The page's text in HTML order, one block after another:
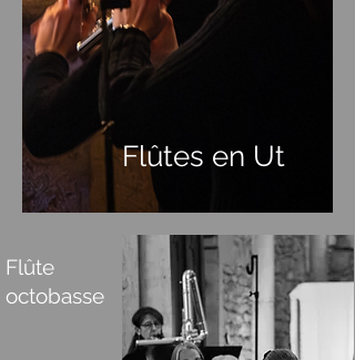
Flûtes en Ut
Flûte
octobasse